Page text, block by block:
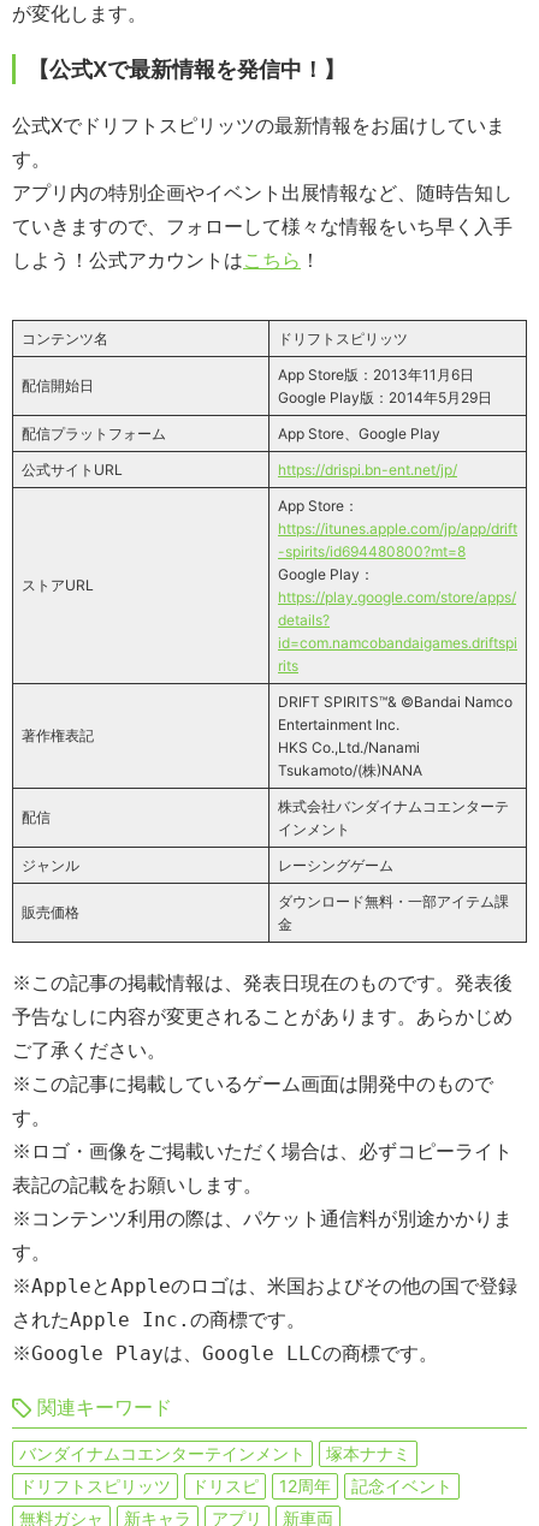
が変化します。
【公式Xで最新情報を発信中！】
公式Xでドリフトスピリッツの最新情報をお届けしていま
す。
アプリ内の特別企画やイベント出展情報など、随時告知し
ていきますので、フォローして様々な情報をいち早く入手
しよう！公式アカウントはこちら ！
コンテンツ名 ドリフトスピリッツ
配信開始日
App Store版：2013年11月6日
Google Play版：2014年5月29日
配信プラットフォーム
App Store、Google Play
公式サイトURL
https://drispi.bn-ent.net/jp/
ストアURL
App Store：
https://itunes.apple.com/jp/app/drift
-spirits/id694480800?mt=8
Google Play：
https://play.google.com/store/apps/
details?
id=com.namcobandaigames.driftspi
rits
著作権表記
DRIFT SPIRITS™& ©Bandai Namco
Entertainment Inc.
HKS Co.,Ltd./Nanami
Tsukamoto/(株)NANA
配信
株式会社バンダイナムコエンターテ
インメント
ジャンル
レーシングゲーム
販売価格
ダウンロード無料・一部アイテム課
金
※この記事の掲載情報は、発表日現在のものです。発表後
予告なしに内容が変更されることがあります。あらかじめ
ご了承ください。
※この記事に掲載しているゲーム画面は開発中のもので
す。
※ロゴ・画像をご掲載いただく場合は、必ずコピーライト
表記の記載をお願いします。
※コンテンツ利用の際は、パケット通信料が別途かかりま
す。
※AppleとAppleのロゴは、米国およびその他の国で登録
されたApple Inc.の商標です。
※Google Playは、Google LLCの商標です。
関連キーワード
バンダイナムコエンターテインメント
塚本ナナミ
ドリフトスピリッツ
ドリスピ 12周年
記念イベント
無料ガシャ
新キャラ アプリ 新車両